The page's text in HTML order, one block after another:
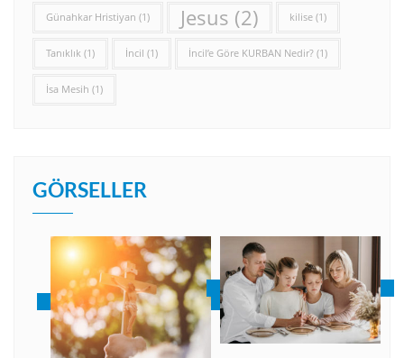
Günahkar Hristiyan (1) Jesus (2) kilise (1)
Tanıklık (1) İncil (1) İncil’e Göre KURBAN Nedir? (1)
İsa Mesih (1)
GÖRSELLER